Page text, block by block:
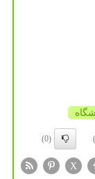
(0)
X